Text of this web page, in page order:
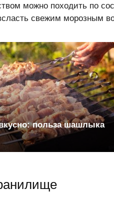
можно походить по
свежим морозным
польза шашлыка